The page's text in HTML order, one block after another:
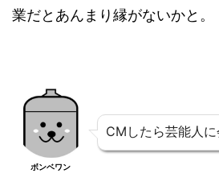
業だとあんまり縁がないかと。
ボンベワン
CMしたら芸能人